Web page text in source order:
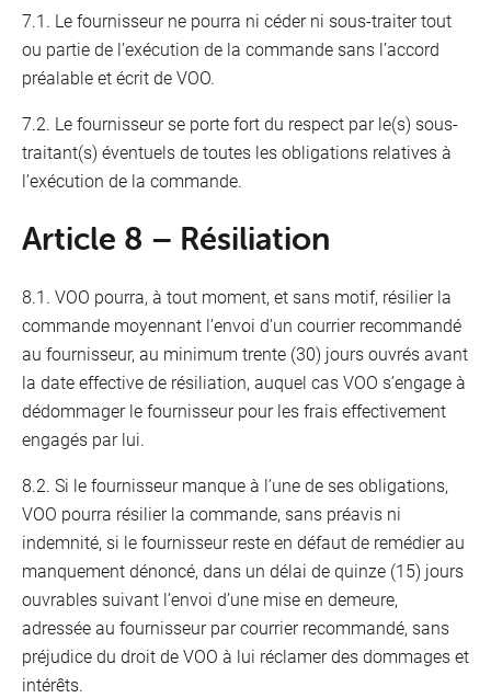
7.1. Le fournisseur ne pourra ni céder ni sous-traiter tout
ou partie de l’exécution de la commande sans l’accord
préalable et écrit de VOO.
7.2. Le fournisseur se porte fort du respect par le(s) sous-
traitant(s) éventuels de toutes les obligations relatives à
l’exécution de la commande.
Article 8 – Résiliation
8.1. VOO pourra, à tout moment, et sans motif, résilier la
commande moyennant l’envoi d’un courrier recommandé
au fournisseur, au minimum trente (30) jours ouvrés avant
la date effective de résiliation, auquel cas VOO s’engage à
dédommager le fournisseur pour les frais effectivement
engagés par lui.
8.2. Si le fournisseur manque à l’une de ses obligations,
VOO pourra résilier la commande, sans préavis ni
indemnité, si le fournisseur reste en défaut de remédier au
manquement dénoncé, dans un délai de quinze (15) jours
ouvrables suivant l’envoi d’une mise en demeure,
adressée au fournisseur par courrier recommandé, sans
préjudice du droit de VOO à lui réclamer des dommages et
intérêts.